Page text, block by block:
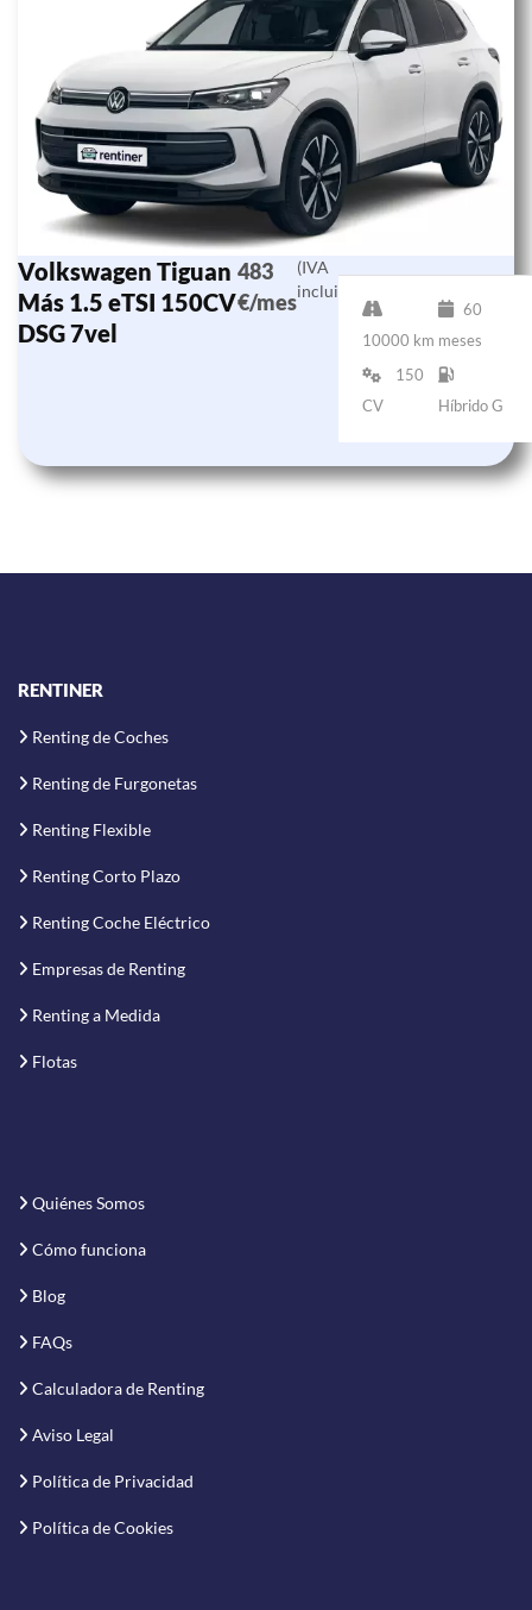
Volkswagen Tiguan
Más 1.5 eTSI 150CV
DSG 7vel
483
€/mes
(IVA
incluido)
10000 km
60
meses
150
CV
Híbrido G
RENTINER
Renting de Coches
Renting de Furgonetas
Renting Flexible
Renting Corto Plazo
Renting Coche Eléctrico
Empresas de Renting
Renting a Medida
Flotas
Quiénes Somos
Cómo funciona
Blog
FAQs
Calculadora de Renting
Aviso Legal
Política de Privacidad
Política de Cookies